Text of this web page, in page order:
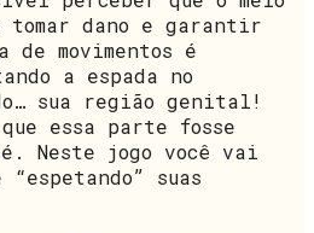
dano e garantir
de movimentos é
a espada no
sua região genital!
essa parte fosse
Neste jogo você vai
suas